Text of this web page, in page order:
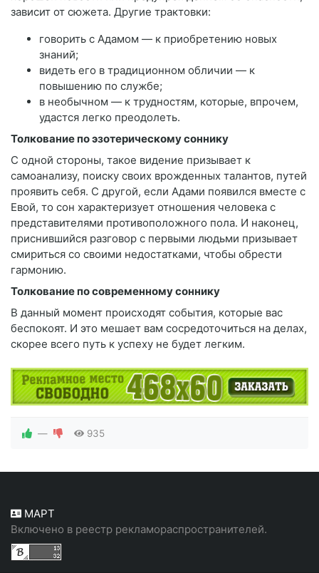
зависит от сюжета. Другие трактовки:
говорить с Адамом — к приобретению новых
знаний;
видеть его в традиционном обличии — к
повышению по службе;
в необычном — к трудностям, которые, впрочем,
удастся легко преодолеть.
Толкование по эзотерическому соннику
С одной стороны, такое видение призывает к
самоанализу, поиску своих врожденных талантов, путей
проявить себя. С другой, если Адами появился вместе с
Евой, то сон характеризует отношения человека с
представителями противоположного пола. И наконец,
приснившийся разговор с первыми людьми призывает
смириться со своими недостатками, чтобы обрести
гармонию.
Толкование по современному соннику
В данный момент происходят события, которые вас
беспокоят. И это мешает вам сосредоточиться на делах,
скорее всего путь к успеху не будет легким.
— 935
МАРТ
Включено в реестр рекламораспространителей.